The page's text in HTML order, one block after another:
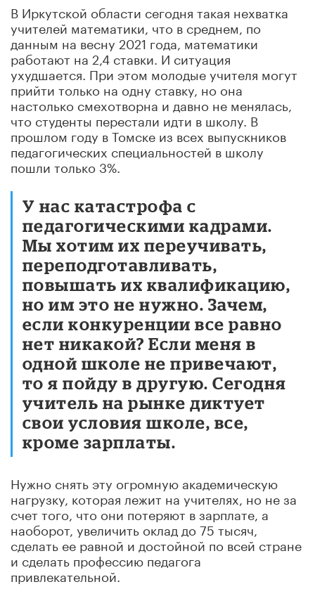
В Иркутской области сегодня такая нехватка
учителей математики, что в среднем, по
данным на весну 2021 года, математики
работают на 2,4 ставки. И ситуация
ухудшается. При этом молодые учителя могут
прийти только на одну ставку, но она
настолько смехотворна и давно не менялась,
что студенты перестали идти в школу. В
прошлом году в Томске из всех выпускников
педагогических специальностей в школу
пошли только 3%.
У нас катастрофа с
педагогическими кадрами.
Мы хотим их переучивать,
переподготавливать,
повышать их квалификацию,
но им это не нужно. Зачем,
если конкуренции все равно
нет никакой? Если меня в
одной школе не привечают,
то я пойду в другую. Сегодня
учитель на рынке диктует
свои условия школе, все,
кроме зарплаты.
Нужно снять эту огромную академическую
нагрузку, которая лежит на учителях, но не за
счет того, что они потеряют в зарплате, а
наоборот, увеличить оклад до 75 тысяч,
сделать ее равной и достойной по всей стране
и сделать профессию педагога
привлекательной.